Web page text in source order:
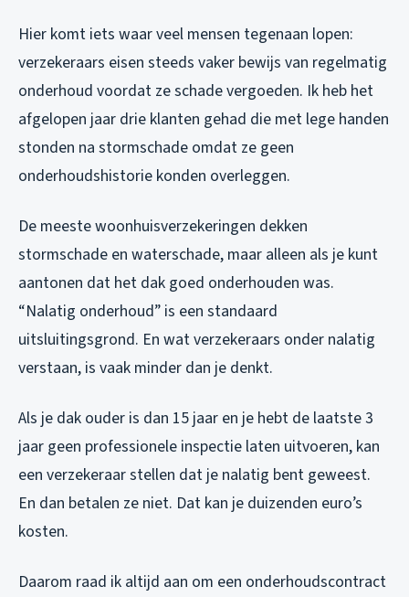
Hier komt iets waar veel mensen tegenaan lopen:
verzekeraars eisen steeds vaker bewijs van regelmatig
onderhoud voordat ze schade vergoeden. Ik heb het
afgelopen jaar drie klanten gehad die met lege handen
stonden na stormschade omdat ze geen
onderhoudshistorie konden overleggen.
De meeste woonhuisverzekeringen dekken
stormschade en waterschade, maar alleen als je kunt
aantonen dat het dak goed onderhouden was.
“Nalatig onderhoud” is een standaard
uitsluitingsgrond. En wat verzekeraars onder nalatig
verstaan, is vaak minder dan je denkt.
Als je dak ouder is dan 15 jaar en je hebt de laatste 3
jaar geen professionele inspectie laten uitvoeren, kan
een verzekeraar stellen dat je nalatig bent geweest.
En dan betalen ze niet. Dat kan je duizenden euro’s
kosten.
Daarom raad ik altijd aan om een onderhoudscontract